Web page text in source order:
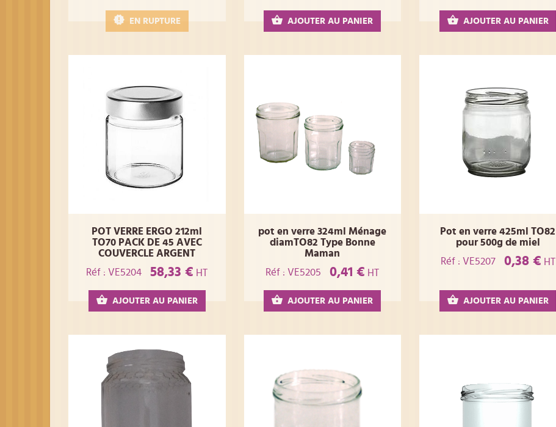
EN RUPTURE AJOUTER AU PANIER AJOUTER AU PANIER
POT VERRE ERGO 212ml
TO70 PACK DE 45 AVEC
COUVERCLE ARGENT
Réf : VE5204
58,33 € HT
AJOUTER AU PANIER
pot en verre 324ml Ménage
diamTO82 Type Bonne
Maman
Réf : VE5205
0,41 € HT
AJOUTER AU PANIER
Pot en verre 425ml TO82
pour 500g de miel
Réf : VE5207
0,38 € HT
AJOUTER AU PANIER